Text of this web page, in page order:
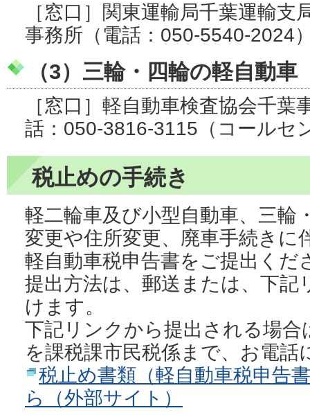
［窓口］関東運輸局千葉運輸支
事務所（電話：050-5540-2024
（3）三輪・四輪の軽自動車
［窓口］軽自動車検査協会千葉
話：050-3816-3115（コールセ
税止めの手続き
軽二輪車及び小型自動車、三輪
変更や住所変更、廃車手続きに
軽自動車税申告書をご提出くだ
提出方法は、郵送または、下
けます。
下記リンクから提出される場
を課税課市民税係まで、お電話
税止め書類（軽自動車税申告
ら（外部サイト）